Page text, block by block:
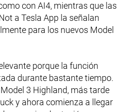
con AI4, mientras que las
a Tesla App la señalan
para los nuevos Model
porque la función
durante bastante tiempo.
3 Highland, más tarde
y ahora comienza a llegar